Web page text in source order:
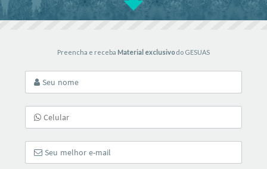
Preencha e receba Material exclusivodo GESUAS